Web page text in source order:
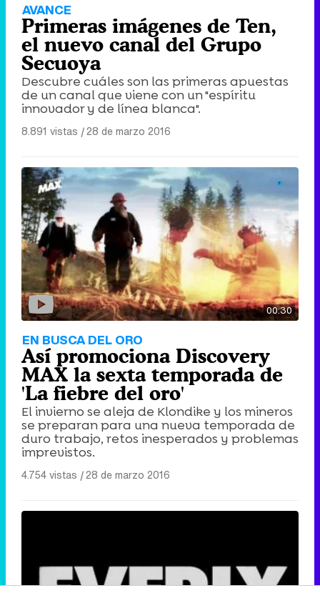
AVANCE
Primeras imágenes de Ten,
el nuevo canal del Grupo
Secuoya
Descubre cuáles son las primeras apuestas
de un canal que viene con un "espíritu
innovador y de línea blanca".
8.891 vistas |28 de marzo 2016
00:30
EN BUSCA DEL ORO
Así promociona Discovery
MAX la sexta temporada de
'La fiebre del oro'
El invierno se aleja de Klondike y los mineros
se preparan para una nueva temporada de
duro trabajo, retos inesperados y problemas
imprevistos.
4.754 vistas |28 de marzo 2016